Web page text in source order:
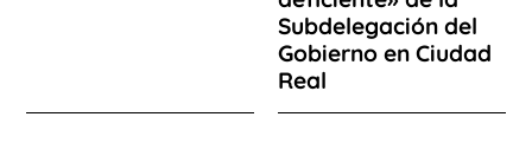
Subdelegación del
Gobierno en Ciudad
Real